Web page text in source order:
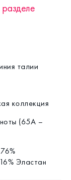
талии
коллекция
(65А –
Эластан